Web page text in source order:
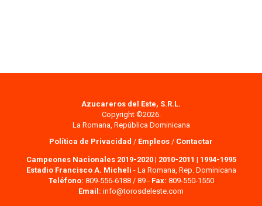
Azucareros del Este, S.R.L.
Copyright ©2026.
La Romana, República Dominicana
Política de Privacidad / Empleos / Contactar
Campeones Nacionales 2019-2020| 2010-2011 | 1994-1995
Estadio Francisco A. Micheli - La Romana, Rep. Dominicana
Teléfono: 809-556-6188 / 89 - Fax: 809-550-1550
Email: info@torosdeleste.com